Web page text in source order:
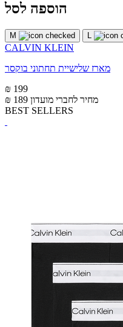
הוספה לסל
M L
CALVIN KLEIN
מארז שלישיית תחתוני בוקסר
₪ 199
₪ 189 מחיר לחברי מועדון
BEST SELLERS